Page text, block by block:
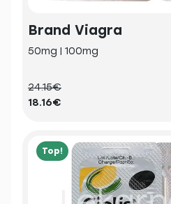
Brand Viagra
50mg | 100mg
24.15€
18.16€
Top!